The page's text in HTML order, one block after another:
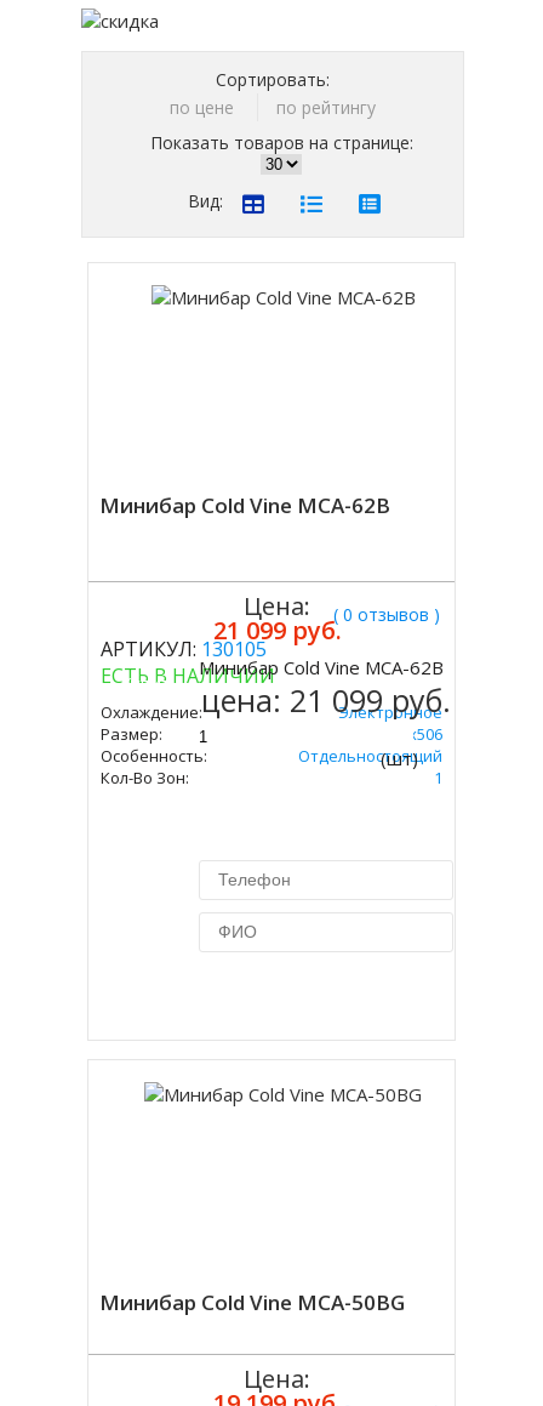
Сортировать:
по цене
по рейтингу
Показать товаров на странице:
Вид:
Минибар Cold Vine MCA-62B
( 0 отзывов )
АРТИКУЛ: 130105
ЕСТЬ В НАЛИЧИИ
Охлаждение:
Электронное
Размер:
ВxШxГ Мм 595х486х506
Особенность:
Отдельностоящий
Кол-Во Зон:
1
Цена:
21 099 руб.
Купить
Минибар Cold Vine MCA-62B
цена: 21 099 руб.
(шт)
Минибар Cold Vine MCA-50BG
Цена: